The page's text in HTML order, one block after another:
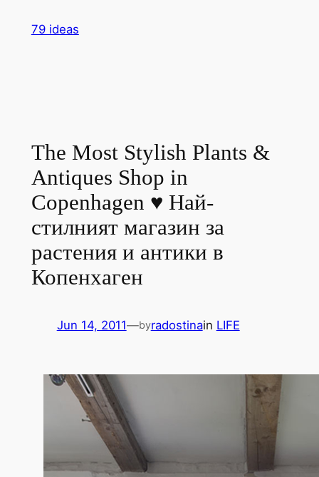
79 ideas
The Most Stylish Plants &
Antiques Shop in
Copenhagen ♥ Най-
стилният магазин за
растения и антики в
Копенхаген
Jun 14, 2011—byradostinain LIFE